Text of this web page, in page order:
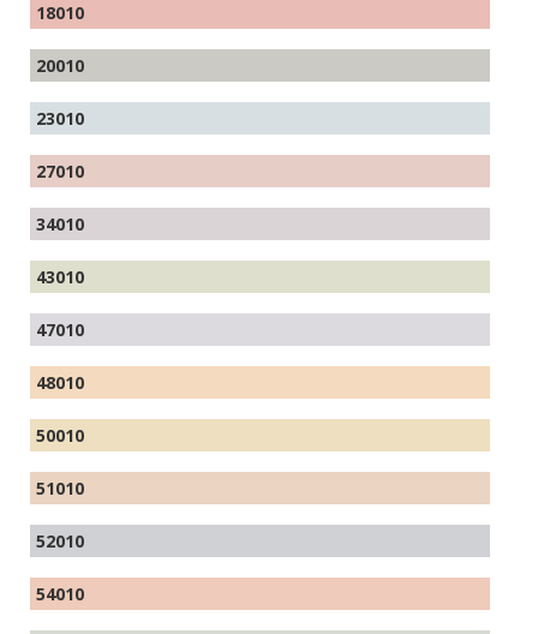
18010
20010
23010
27010
34010
43010
47010
48010
50010
51010
52010
54010